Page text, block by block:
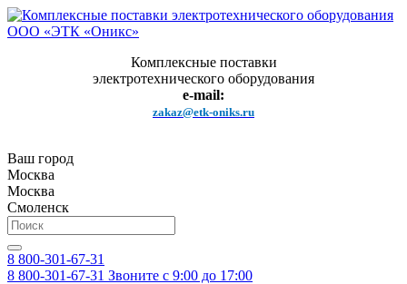
Комплексные поставки
электротехнического оборудования
e-mail:
zakaz@etk-oniks.ru
Ваш город
Москва
Москва
Смоленск
8 800-301-67-31
8 800-301-67-31 Звоните с 9:00 до 17:00